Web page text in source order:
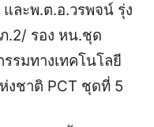
ละพ.ต.อ.วรพจน์ รุ่ง
.2/ รอง หน.ชุด
รมทางเทคโนโลยี
งชาติ PCT ชุดที่ 5